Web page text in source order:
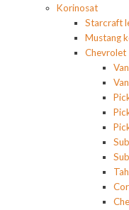
Korinosat
Starcraft
Mustang
Chevrolet